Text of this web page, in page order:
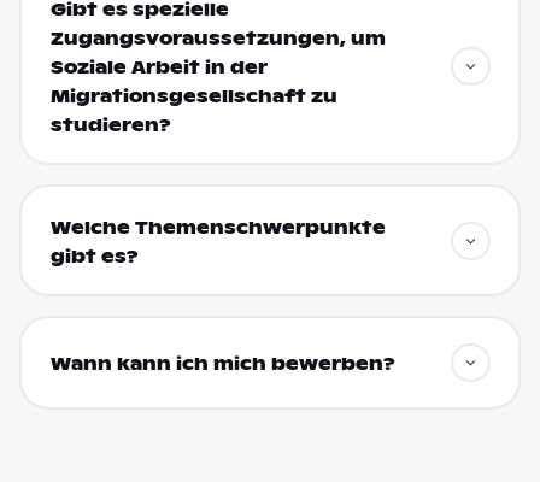
Gibt es spezielle
Zugangsvoraussetzungen, um
Soziale Arbeit in der
Migrationsgesellschaft zu
studieren?
Welche Themenschwerpunkte
gibt es?
Wann kann ich mich bewerben?